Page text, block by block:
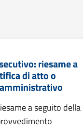
riesame a
di atto o
a seguito della